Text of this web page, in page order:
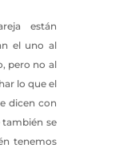
están
el uno al
pero no al
lo que el
dicen con
también se
tenemos